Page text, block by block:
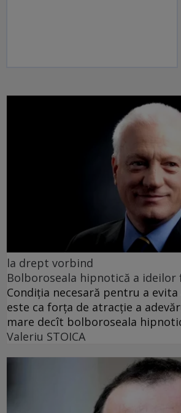
la drept vorbind
Bolboroseala hipnotică a ideilor
Condiția necesară pentru a
este ca forța de atracție a
mare decît bolboroseala
Valeriu STOICA